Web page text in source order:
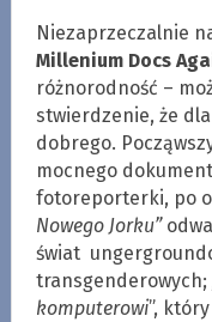
Niezaprzeczalnie
Millenium Docs
różnorodność –
stwierdzenie, że
dobrego.
mocnego
fotoreporterki, po
Nowego Jorku”
świat
transgenderowych;
komputerowi”,